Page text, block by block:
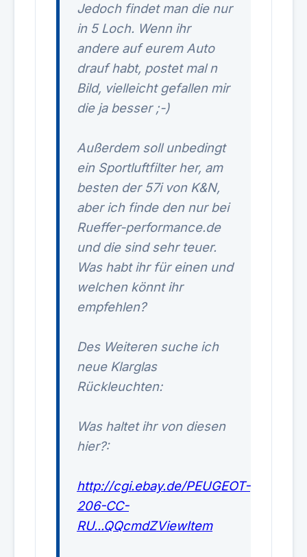
Jedoch findet man die nur
in 5 Loch. Wenn ihr
andere auf eurem Auto
drauf habt, postet mal n
Bild, vielleicht gefallen mir
die ja besser ;-)
Außerdem soll unbedingt
ein Sportluftfilter her, am
besten der 57i von K&N,
aber ich finde den nur bei
Rueffer-performance.de
und die sind sehr teuer.
Was habt ihr für einen und
welchen könnt ihr
empfehlen?
Des Weiteren suche ich
neue Klarglas
Rückleuchten:
Was haltet ihr von diesen
hier?:
http://cgi.ebay.de/PEUGEOT-
206-CC-
RU...QQcmdZViewItem